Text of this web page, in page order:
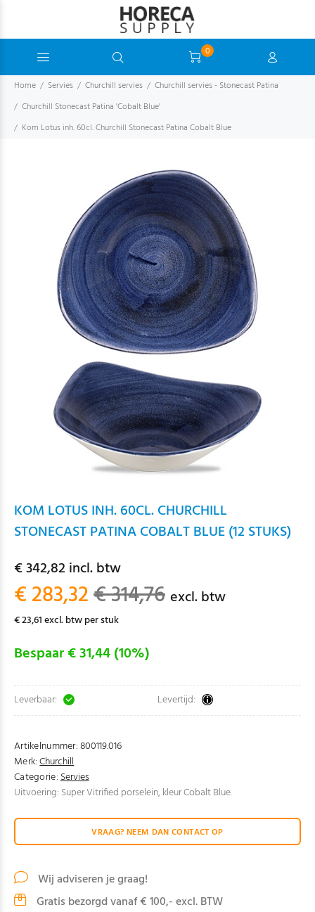
0
Home Servies Churchill servies
Churchill servies - Stonecast Patina
Churchill Stonecast Patina 'Cobalt Blue'
Kom Lotus inh. 60cl. Churchill Stonecast Patina Cobalt Blue
KOM LOTUS INH. 60CL. CHURCHILL
STONECAST PATINA COBALT BLUE (12 STUKS)
€ 342,82 incl. btw
€ 283,32€ 314,76 excl. btw
€ 23,61 excl. btw per stuk
Bespaar € 31,44 (10%)
Leverbaar: Levertijd:
Artikelnummer:800119.016
Merk:Churchill
Categorie:Servies
Uitvoering: Super Vitrified porselein, kleur Cobalt Blue.
VRAAG? NEEM DAN CONTACT OP
Wij adviseren je graag!
Gratis bezorgd vanaf € 100,- excl. BTW